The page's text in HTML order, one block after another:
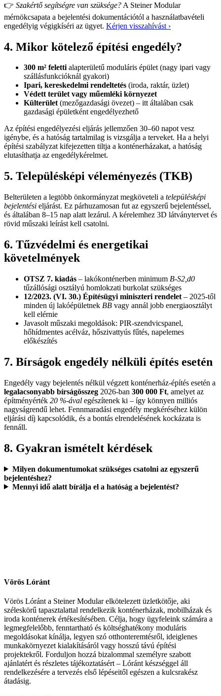
👉 Szakértő segítségre van szüksége? A Steiner Modular
mérnökcsapata a bejelentési dokumentációtól a használatbavételi
engedélyig végigkíséri az ügyet. Kérjen visszahívást ›
4. Mikor kötelező építési engedély?
300 m² felettialapterületű moduláris épület (nagy ipari vagy
szállásfunkcióknál gyakori)
Ipari, kereskedelmi rendeltetés (iroda, raktár, üzlet)
Védett terület vagy műemléki környezet
Külterület(mezőgazdasági övezet) – itt általában csak
gazdasági épületként engedélyezhető
Az építési engedélyezési eljárás jellemzően 30–60 napot vesz
igénybe, és a hatóság tartalmilag is vizsgálja a terveket. Ha a helyi
építési szabályzat kifejezetten tiltja a konténerházakat, a hatóság
elutasíthatja az engedélykérelmet.
5. Településképi véleményezés (TKB)
Belterületen a legtöbb önkormányzat megköveteli a településképi
bejelentési eljárást. Ez párhuzamosan fut az egyszerű bejelentéssel,
és általában 8–15 nap alatt lezárul. A kérelemhez 3D látványtervet és
rövid műszaki leírást kell csatolni.
6. Tűzvédelmi és energetikai
követelmények
OTSZ 7. kiadás – lakókonténerben minimum B-S2,d0
tűzállósági osztályú homlokzati burkolat szükséges
12/2023. (VI. 30.) Építésügyi miniszteri rendelet – 2025-től
minden új lakóépületnek BB vagy annál jobb energiaosztályt
kell elérnie
Javasolt műszaki megoldások: PIR-szendvicspanel,
hőhídmentes acélváz, hőszivattyús fűtés, napelemes
előkészítés
7. Bírságok engedély nélküli építés esetén
Engedély vagy bejelentés nélkül végzett konténerház-építés esetén a
legalacsonyabb bírságösszeg 2026-ban 300 000 Ft, amelyet az
építményérték 20 %-ával egészítenek ki – így könnyen milliós
nagyságrendű lehet. Fennmaradási engedély megkéréséhez külön
eljárási díj kapcsolódik, és a bontás elrendelésének kockázata is
fennáll.
8. Gyakran ismételt kérdések
Milyen dokumentumokat szükséges csatolni az egyszerű
bejelentéshez?
Mennyi idő alatt bírálja el a hatóság a bejelentést?
Vörös Lóránt
Vörös Lóránt a Steiner Modular elkötelezett üzletkötője, aki
széleskörű tapasztalattal rendelkezik konténerházak, mobilházak és
iroda konténerek értékesítésében. Célja, hogy ügyfeleink számára a
legmegfelelőbb, fenntartható és költséghatékony moduláris
megoldásokat kínálja, legyen szó otthonteremtésről, ideiglenes
munkakörnyezet kialakításáról vagy hosszú távú építési
projektekről. Forduljon hozzá bizalommal személyre szabott
ajánlatért és részletes tájékoztatásért – Lóránt készséggel áll
rendelkezésére a tervezés első lépéseitől egészen a kulcsrakész
átadásig.